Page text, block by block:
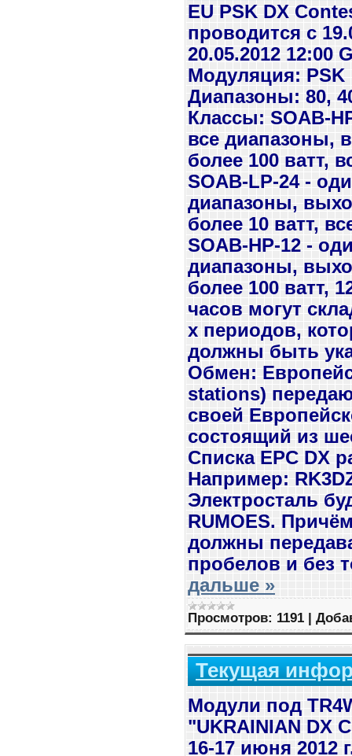
EU PSK DX
проводится с
20.05.2012 12:00
Модуляция: PSK
Диапазоны: 80,
Классы: SOAB-
все диапазоны,
более 100 ватт,
SOAB-LP-24 -
диапазоны,
более 10 ватт,
SOAB-HP-12 -
диапазоны,
более 100 ватт,
часов могут
х периодов,
должны быть
Обмен:
stations)
своей
состоящий из
Списка EPC DX
Например:
Электросталь
RUMOES.
должны
пробелов и без
дальше »
Просмотров: 1191 |
Текущая
Модули под
"UKRAINIAN DX
16-17 июня 2012